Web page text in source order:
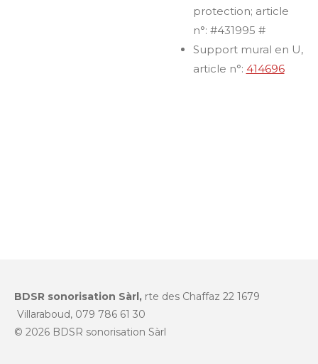
protection; article
n°: #431995 #
Support mural en U,
article n°: 414696
BDSR sonorisation Sàrl, rte des Chaffaz 22 1679
Villaraboud, 079 786 61 30
© 2026 BDSR sonorisation Sàrl